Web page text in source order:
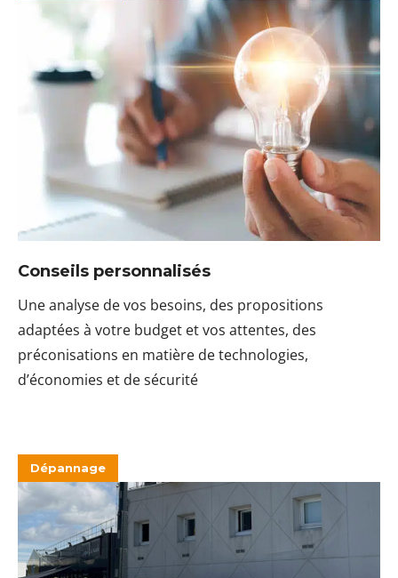
Conseils personnalisés
Une analyse de vos besoins, des propositions
adaptées à votre budget et vos attentes, des
préconisations en matière de technologies,
d’économies et de sécurité
Dépannage